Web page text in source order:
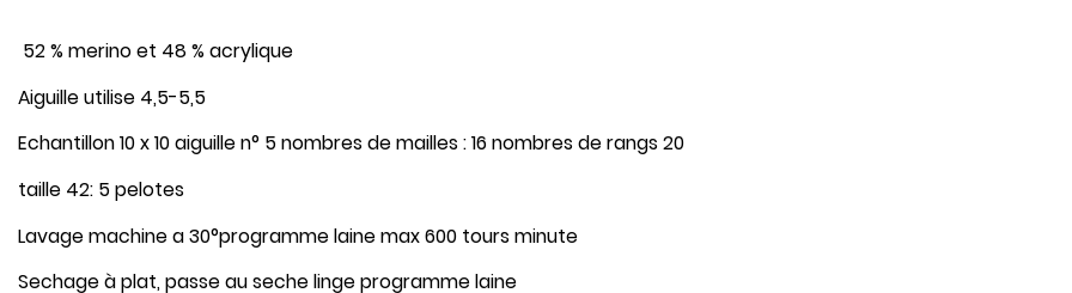
52 % merino et 48 % acrylique
Aiguille utilise 4,5-5,5
Echantillon 10 x 10 aiguille n° 5 nombres de mailles : 16 nombres de rangs 20
taille 42: 5 pelotes
Lavage machine a 30°programme laine max 600 tours minute
Sechage à plat, passe au seche linge programme laine